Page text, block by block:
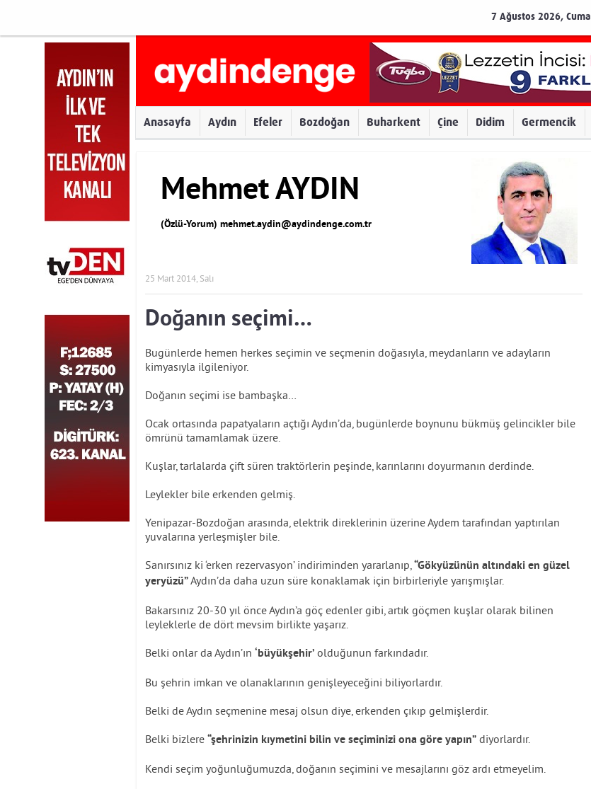
7 Ağustos 2026, Cuma
Anasayfa Aydın Efeler Bozdoğan Buharkent Çine Didim Germencik
Mehmet AYDIN
(Özlü-Yorum) mehmet.aydin@aydindenge.com.tr
25 Mart 2014, Salı
Doğanın seçimi…
Bugünlerde hemen herkes seçimin ve seçmenin doğasıyla, meydanların ve adayların
kimyasıyla ilgileniyor.
Doğanın seçimi ise bambaşka…
Ocak ortasında papatyaların açtığı Aydın’da, bugünlerde boynunu bükmüş gelincikler bile
ömrünü tamamlamak üzere.
Kuşlar, tarlalarda çift süren traktörlerin peşinde, karınlarını doyurmanın derdinde.
Leylekler bile erkenden gelmiş.
Yenipazar-Bozdoğan arasında, elektrik direklerinin üzerine Aydem tarafından yaptırılan
yuvalarına yerleşmişler bile.
Sanırsınız ki ‘erken rezervasyon’ indiriminden yararlanıp,“Gökyüzünün altındaki en güzel
yeryüzü”Aydın’da daha uzun süre konaklamak için birbirleriyle yarışmışlar.
Bakarsınız 20-30 yıl önce Aydın’a göç edenler gibi, artık göçmen kuşlar olarak bilinen
leyleklerle de dört mevsim birlikte yaşarız.
Belki onlar da Aydın’ın ‘büyükşehir’ olduğunun farkındadır.
Bu şehrin imkan ve olanaklarının genişleyeceğini biliyorlardır.
Belki de Aydın seçmenine mesaj olsun diye, erkenden çıkıp gelmişlerdir.
Belki bizlere “şehrinizin kıymetini bilin ve seçiminizi ona göre yapın” diyorlardır.
Kendi seçim yoğunluğumuzda, doğanın seçimini ve mesajlarını göz ardı etmeyelim.